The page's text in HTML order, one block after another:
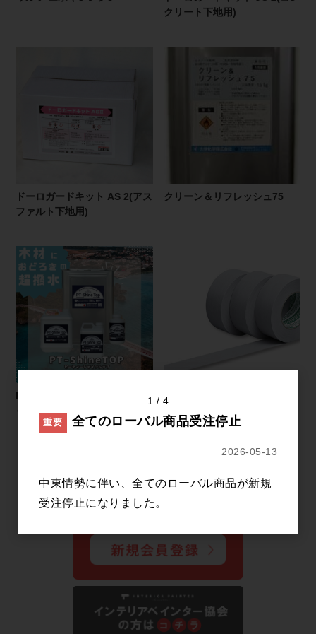
クリート下地用)
ドーロガードキット AS 2(アス
ファルト下地用)
クリーン＆リフレッシュ75
PT-Shine TOP（ピーティーシ
ャイントップ）
ルパングレー
すべてのおすすめ商品を見る
1
4
重要
全てのローバル商品受注停止
2026-05-13
中東情勢に伴い、全てのローバル商品が新規
受注停止になりました。